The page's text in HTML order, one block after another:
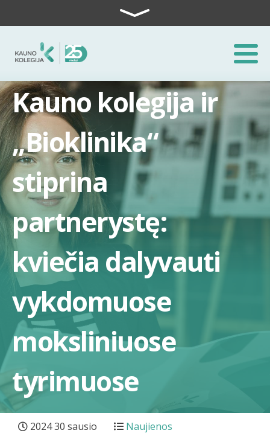
Kauno kolegija ir
„Bioklinika“
stiprina
partnerystę:
kviečia dalyvauti
vykdomuose
moksliniuose
tyrimuose
2024 30 sausio Naujienos